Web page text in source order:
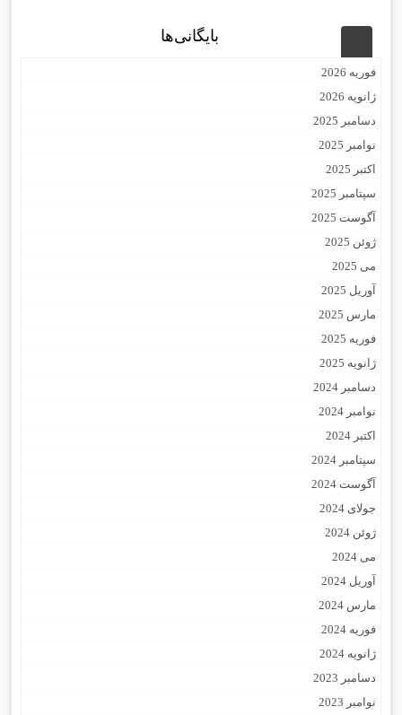
بایگانی‌ها
فوریه 2026
ژانویه 2026
دسامبر 2025
نوامبر 2025
اکتبر 2025
سپتامبر 2025
آگوست 2025
ژوئن 2025
می 2025
آوریل 2025
مارس 2025
فوریه 2025
ژانویه 2025
دسامبر 2024
نوامبر 2024
اکتبر 2024
سپتامبر 2024
آگوست 2024
جولای 2024
ژوئن 2024
می 2024
آوریل 2024
مارس 2024
فوریه 2024
ژانویه 2024
دسامبر 2023
نوامبر 2023